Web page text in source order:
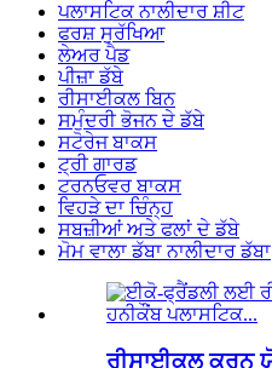
ਪਲਾਸਟਿਕ ਨਾਲੀਦਾਰ ਸ਼ੀਟ
ਫਰਸ਼ ਸੁਰੱਖਿਆ
ਲੇਅਰ ਪੈਡ
ਪੀਜ਼ਾ ਡੱਬੇ
ਰੀਸਾਈਕਲ ਬਿਨ
ਸਮੁੰਦਰੀ ਭੋਜਨ ਦੇ ਡੱਬੇ
ਸਟੋਰੇਜ ਬਾਕਸ
ਟ੍ਰੀ ਗਾਰਡ
ਟਰਨਓਵਰ ਬਾਕਸ
ਵਿਹੜੇ ਦਾ ਚਿੰਨ੍ਹ
ਸਬਜ਼ੀਆਂ ਅਤੇ ਫਲਾਂ ਦੇ ਡੱਬੇ
ਮੋਮ ਵਾਲਾ ਡੱਬਾ ਨਾਲੀਦਾਰ ਡੱਬਾ
ਰੀਸਾਈਕਲ ਕਰਨ